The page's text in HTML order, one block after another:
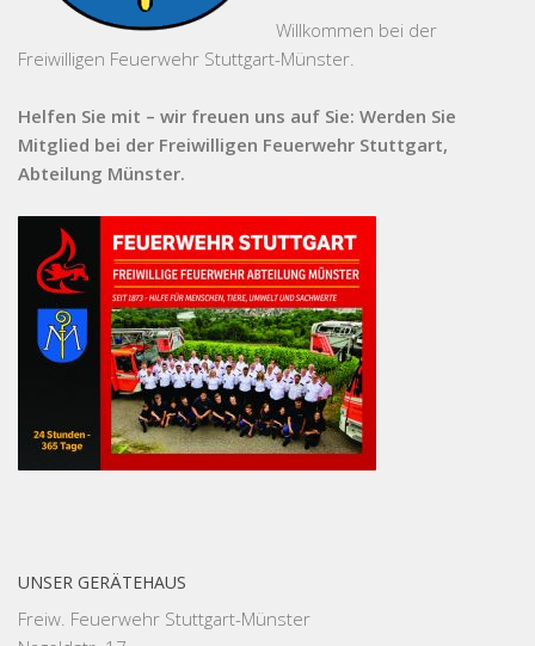
Willkommen bei der
Freiwilligen Feuerwehr Stuttgart-Münster.
Helfen Sie mit – wir freuen uns auf Sie: Werden Sie
Mitglied bei der Freiwilligen Feuerwehr Stuttgart,
Abteilung Münster.
UNSER GERÄTEHAUS
Freiw. Feuerwehr Stuttgart-Münster